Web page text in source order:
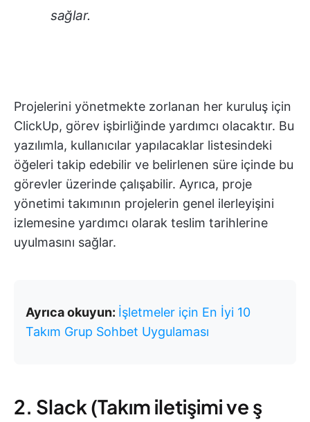
sağlar.
Projelerini yönetmekte zorlanan her kuruluş için
ClickUp, görev işbirliğinde yardımcı olacaktır. Bu
yazılımla, kullanıcılar yapılacaklar listesindeki
öğeleri takip edebilir ve belirlenen süre içinde bu
görevler üzerinde çalışabilir. Ayrıca, proje
yönetimi takımının projelerin genel ilerleyişini
izlemesine yardımcı olarak teslim tarihlerine
uyulmasını sağlar.
Ayrıca okuyun: İşletmeler için En İyi 10
Takım Grup Sohbet Uygulaması
2. Slack (Takım iletişimi ve ş